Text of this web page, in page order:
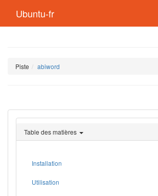
Ubuntu-fr
Piste abiword
Table des matières
Installation
Utilisation